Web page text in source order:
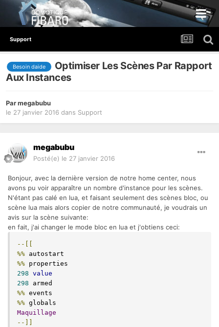
Support
Besoin daide
Optimiser Les Scènes Par Rapport
Aux Instances
Parmegabubu
le 27 janvier 2016 dans Support
megabubu
Posté(e) le 27 janvier 2016
Bonjour, avec la dernière version de notre home center, nous
avons pu voir apparaître un nombre d'instance pour les scènes.
N'étant pas calé en lua, et faisant seulement des scènes bloc, ou
scène lua mais alors copier de notre communauté, je voudrais un
avis sur la scène suivante:
en fait, j'ai changer le mode bloc en lua et j'obtiens ceci:
--[[
%%
%%
298 value
298
%%
%%
Maquillage
--]]